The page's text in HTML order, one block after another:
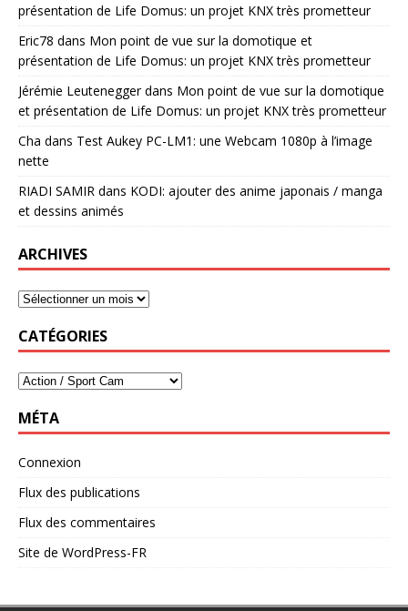
présentation de Life Domus: un projet KNX très prometteur
Eric78 dans Mon point de vue sur la domotique et
présentation de Life Domus: un projet KNX très prometteur
Jérémie Leuteneggerdans Mon point de vue sur la domotique
et présentation de Life Domus: un projet KNX très prometteur
Cha dans Test Aukey PC-LM1: une Webcam 1080p à l’image
nette
RIADI SAMIR dans KODI: ajouter des anime japonais / manga
et dessins animés
ARCHIVES
CATÉGORIES
MÉTA
Connexion
Flux des publications
Flux des commentaires
Site de WordPress-FR